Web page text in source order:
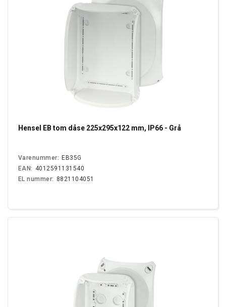
Hensel EB tom dåse 225x295x122 mm, IP66 - Grå
Varenummer: EB35G
EAN: 4012591131540
EL nummer: 8821104051